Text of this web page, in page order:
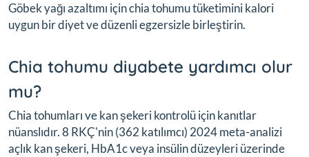
Göbek yağı azaltımı için chia tohumu tüketimini kalori
uygun bir diyet ve düzenli egzersizle birleştirin.
Chia tohumu diyabete yardımcı olur
mu?
Chia tohumları ve kan şekeri kontrolü için kanıtlar
nüanslıdır. 8 RKÇ'nin (362 katılımcı) 2024 meta-analizi
açlık kan şekeri, HbA1c veya insülin düzeyleri üzerinde